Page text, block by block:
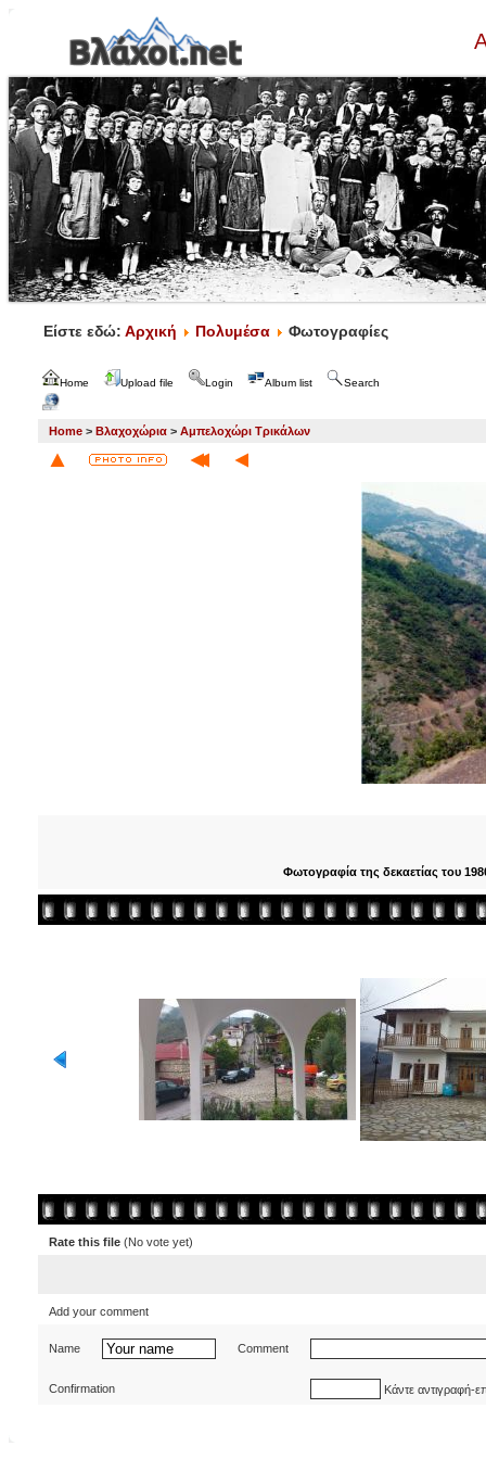
Είστε εδώ: Αρχική Πολυμέσα Φωτογραφίες
Home Upload file Login Album list Search
Home > Βλαχοχώρια > Αμπελοχώρι Τρικάλων
Φωτογραφία της δεκαετίας του
Rate this file (No vote yet)
Add your comment
Name Comment
Confirmation Κάντε αντιγραφή-